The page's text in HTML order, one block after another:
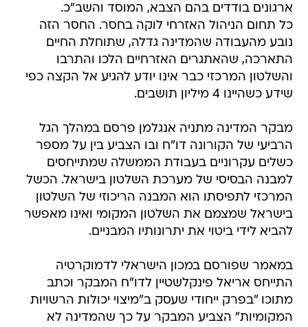
ארגונים בודדים בהם הצבא, המוסד והשב"כ.
כל תחום הניהול האזרחי לוקה בחסר. החסר הזה
נובע מהעבודה שהמדינה גדלה, שתוחלת החיים
התארכה, שהאתגרים האזרחיים הלכו והתרבו
והשלטון המרכזי כבר אינו יודע להגיע אל הקצה כפי
שידע כשהיינו 4 מיליון תושבים.
מבקר המדינה מתניה אנגלמן פרסם במהלך הגל
הרביעי של הקורונה דו"ח ובו הצביע בין על מספר
כשלים עקרוניים בעבודת הממשלה שמתייחסים
למבנה הבסיסי של מערכת השלטון בישראל. הכשל
המרכזי לתפיסתו הוא המבנה הריכוזי של השלטון
בישראל שמצמם את השלטון המקומי ואינו מאפשר
להביא לידי ביטוי את יתרונותיו המבניים.
במאמר שפורסם במכון הישראלי לדמוקרטיה
התייחס אריאל פינקלשטיין לדו"ח המבקר וכתב
מתוכו "בפרק ייחודי שעסק ב"מיצוי יכולות הרשויות
המקומיות" הצביע המבקר על כך שהמדינה לא